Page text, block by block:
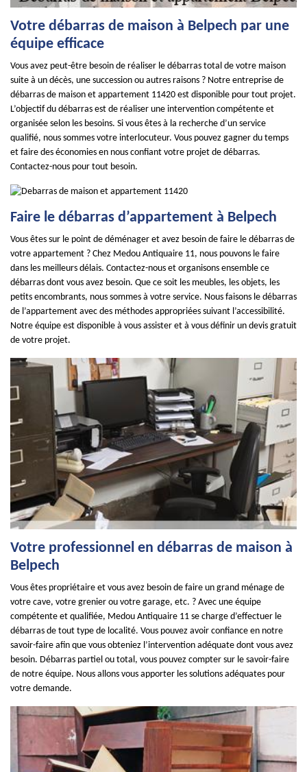
Votre débarras de maison à Belpech par une
équipe efficace
Vous avez peut-être besoin de réaliser le débarras total de votre maison
suite à un décès, une succession ou autres raisons ? Notre entreprise de
débarras de maison et appartement 11420 est disponible pour tout projet.
L’objectif du débarras est de réaliser une intervention compétente et
organisée selon les besoins. Si vous êtes à la recherche d’un service
qualifié, nous sommes votre interlocuteur. Vous pouvez gagner du temps
et faire des économies en nous confiant votre projet de débarras.
Contactez-nous pour tout besoin.
Faire le débarras d’appartement à Belpech
Vous êtes sur le point de déménager et avez besoin de faire le débarras de
votre appartement ? Chez Medou Antiquaire 11, nous pouvons le faire
dans les meilleurs délais. Contactez-nous et organisons ensemble ce
débarras dont vous avez besoin. Que ce soit les meubles, les objets, les
petits encombrants, nous sommes à votre service. Nous faisons le débarras
de l’appartement avec des méthodes appropriées suivant l’accessibilité.
Notre équipe est disponible à vous assister et à vous définir un devis gratuit
de votre projet.
Votre professionnel en débarras de maison à
Belpech
Vous êtes propriétaire et vous avez besoin de faire un grand ménage de
votre cave, votre grenier ou votre garage, etc. ? Avec une équipe
compétente et qualifiée, Medou Antiquaire 11 se charge d’effectuer le
débarras de tout type de localité. Vous pouvez avoir confiance en notre
savoir-faire afin que vous obteniez l’intervention adéquate dont vous avez
besoin. Débarras partiel ou total, vous pouvez compter sur le savoir-faire
de notre équipe. Nous allons vous apporter les solutions adéquates pour
votre demande.